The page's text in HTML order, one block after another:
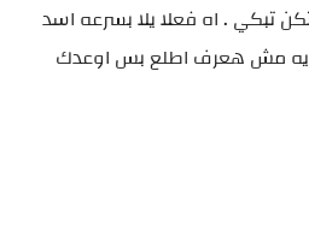
تبكي . اه فعلا يلا بسرعه اسد
مش هعرف اطلع بس اوعدك